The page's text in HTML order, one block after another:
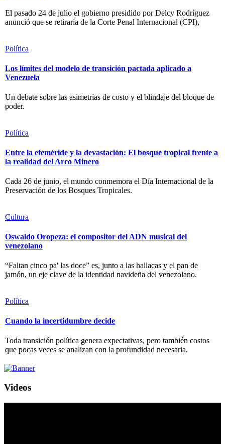
El pasado 24 de julio el gobierno presidido por Delcy Rodríguez
anunció que se retiraría de la Corte Penal Internacional (CPI),
Política
Los límites del modelo de transición pactada aplicado a
Venezuela
Un debate sobre las asimetrías de costo y el blindaje del bloque de
poder.
Política
Entre la efeméride y la devastación: El bosque tropical frente a
la realidad del Arco Minero
Cada 26 de junio, el mundo conmemora el Día Internacional de la
Preservación de los Bosques Tropicales.
Cultura
Oswaldo Oropeza: el compositor del ADN musical del
venezolano
“Faltan cinco pa' las doce” es, junto a las hallacas y el pan de
jamón, un eje clave de la identidad navideña del venezolano.
Política
Cuando la incertidumbre decide
Toda transición política genera expectativas, pero también costos
que pocas veces se analizan con la profundidad necesaria.
Videos